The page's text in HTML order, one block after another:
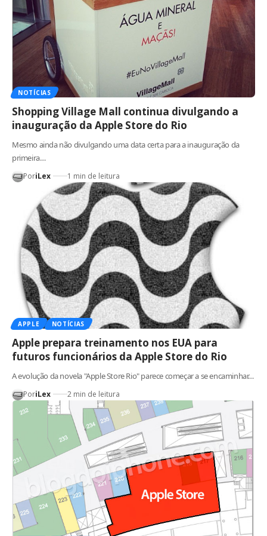
NOTÍCIAS
Shopping Village Mall continua divulgando a
inauguração da Apple Store do Rio
Mesmo ainda não divulgando uma data certa para a inauguração da
primeira…
PoriLex 1 min de leitura
APPLE NOTÍCIAS
Apple prepara treinamento nos EUA para
futuros funcionários da Apple Store do Rio
A evolução da novela "Apple Store Rio" parece começar a se encaminhar…
PoriLex 2 min de leitura